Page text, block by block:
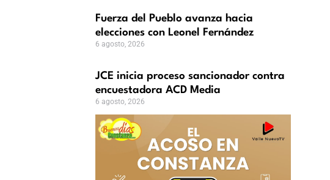
Fuerza del Pueblo avanza hacia
elecciones con Leonel Fernández
6 agosto, 2026
JCE inicia proceso sancionador contra
encuestadora ACD Media
6 agosto, 2026